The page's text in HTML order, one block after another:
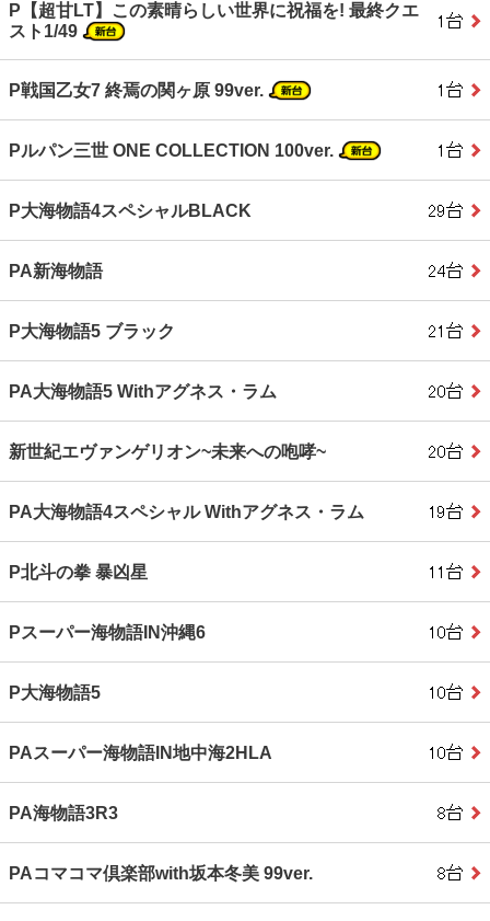
P【超甘LT】この素晴らしい世界に祝福を! 最終クエ
スト1/49
P戦国乙女7 終焉の関ヶ原 99ver.
Pルパン三世 ONE COLLECTION 100ver.
P大海物語4スペシャルBLACK
PA新海物語
P大海物語5 ブラック
PA大海物語5 Withアグネス・ラム
新世紀エヴァンゲリオン~未来への咆哮~
PA大海物語4スペシャル Withアグネス・ラム
P北斗の拳 暴凶星
Pスーパー海物語IN沖縄6
P大海物語5
PAスーパー海物語IN地中海2HLA
PA海物語3R3
PAコマコマ倶楽部with坂本冬美 99ver.